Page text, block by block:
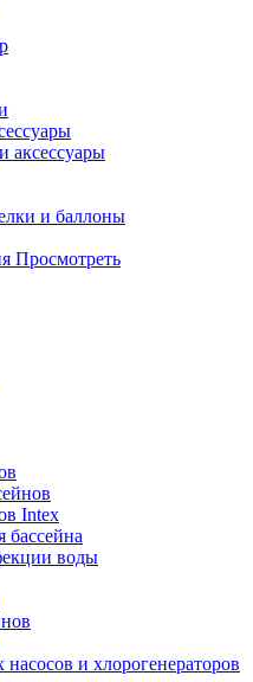
аксессуары
и баллоны
Просмотреть
Intex
бассейна
воды
и хлорогенераторов